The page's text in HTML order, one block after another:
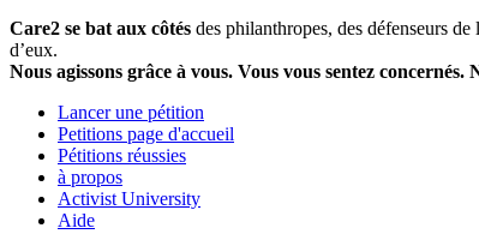
Care2 se bat aux côtés des philanthropes, des défenseurs
d’eux.
Nous agissons grâce à vous. Vous vous sentez concernés.
Lancer une pétition
Petitions page d'accueil
Pétitions réussies
à propos
Activist University
Aide